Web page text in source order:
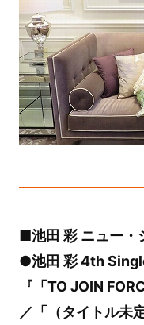
■池田 彩 ニュー・
●池田 彩 4th
『「TO JOIN
／「（タイトル未